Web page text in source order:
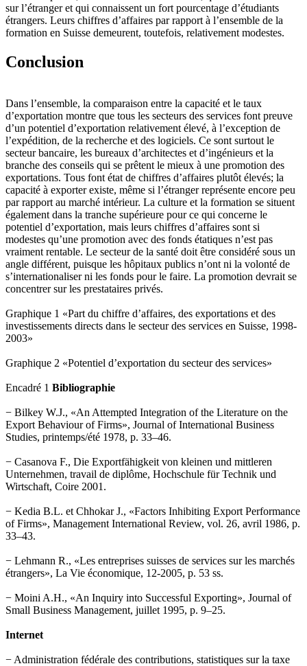
sur l’étranger et qui connaissent un fort pourcentage d’étudiants
étrangers. Leurs chiffres d’affaires par rapport à l’ensemble de la
formation en Suisse demeurent, toutefois, relativement modestes.
Conclusion
Dans l’ensemble, la comparaison entre la capacité et le taux
d’exportation montre que tous les secteurs des services font preuve
d’un potentiel d’exportation relativement élevé, à l’exception de
l’expédition, de la recherche et des logiciels. Ce sont surtout le
secteur bancaire, les bureaux d’architectes et d’ingénieurs et la
branche des conseils qui se prêtent le mieux à une promotion des
exportations. Tous font état de chiffres d’affaires plutôt élevés; la
capacité à exporter existe, même si l’étranger représente encore peu
par rapport au marché intérieur. La culture et la formation se situent
également dans la tranche supérieure pour ce qui concerne le
potentiel d’exportation, mais leurs chiffres d’affaires sont si
modestes qu’une promotion avec des fonds étatiques n’est pas
vraiment rentable. Le secteur de la santé doit être considéré sous un
angle différent, puisque les hôpitaux publics n’ont ni la volonté de
s’internationaliser ni les fonds pour le faire. La promotion devrait se
concentrer sur les prestataires privés.
Graphique 1 «Part du chiffre d’affaires, des exportations et des
investissements directs dans le secteur des services en Suisse, 1998-
2003»
Graphique 2 «Potentiel d’exportation du secteur des services»
Encadré 1 Bibliographie
− Bilkey W.J., «An Attempted Integration of the Literature on the
Export Behaviour of Firms», Journal of International Business
Studies, printemps/été 1978, p. 33–46.
− Casanova F., Die Exportfähigkeit von kleinen und mittleren
Unternehmen, travail de diplôme, Hochschule für Technik und
Wirtschaft, Coire 2001.
− Kedia B.L. et Chhokar J., «Factors Inhibiting Export Performance
of Firms», Management International Review, vol. 26, avril 1986, p.
33–43.
− Lehmann R., «Les entreprises suisses de services sur les marchés
étrangers», La Vie économique, 12-2005, p. 53 ss.
− Moini A.H., «An Inquiry into Successful Exporting», Journal of
Small Business Management, juillet 1995, p. 9–25.
Internet
− Administration fédérale des contributions, statistiques sur la taxe